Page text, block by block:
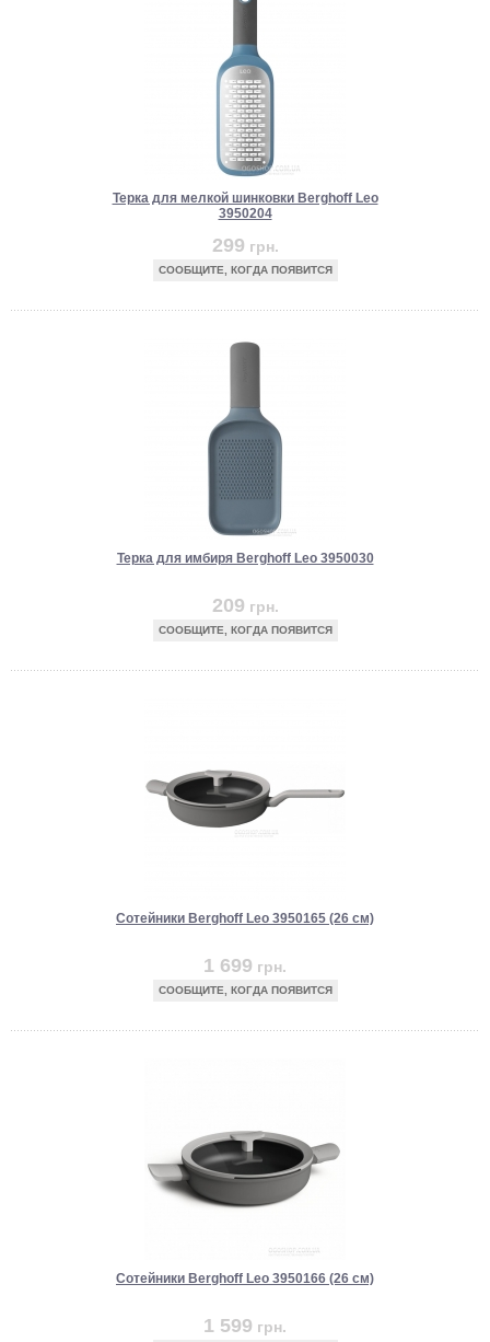
Терка для мелкой шинковки Berghoff Leo
3950204
299 грн.
СООБЩИТЕ, КОГДА ПОЯВИТСЯ
Терка для имбиря Berghoff Leo 3950030
209 грн.
СООБЩИТЕ, КОГДА ПОЯВИТСЯ
Сотейники Berghoff Leo 3950165 (26 см)
1 699 грн.
СООБЩИТЕ, КОГДА ПОЯВИТСЯ
Сотейники Berghoff Leo 3950166 (26 см)
1 599 грн.